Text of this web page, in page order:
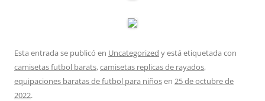
Esta entrada se publicó en Uncategorized y está etiquetada con
camisetas futbol barats,camisetas replicas de rayados,
equipaciones baratas de futbol para niñosen 25 de octubre de
2022.